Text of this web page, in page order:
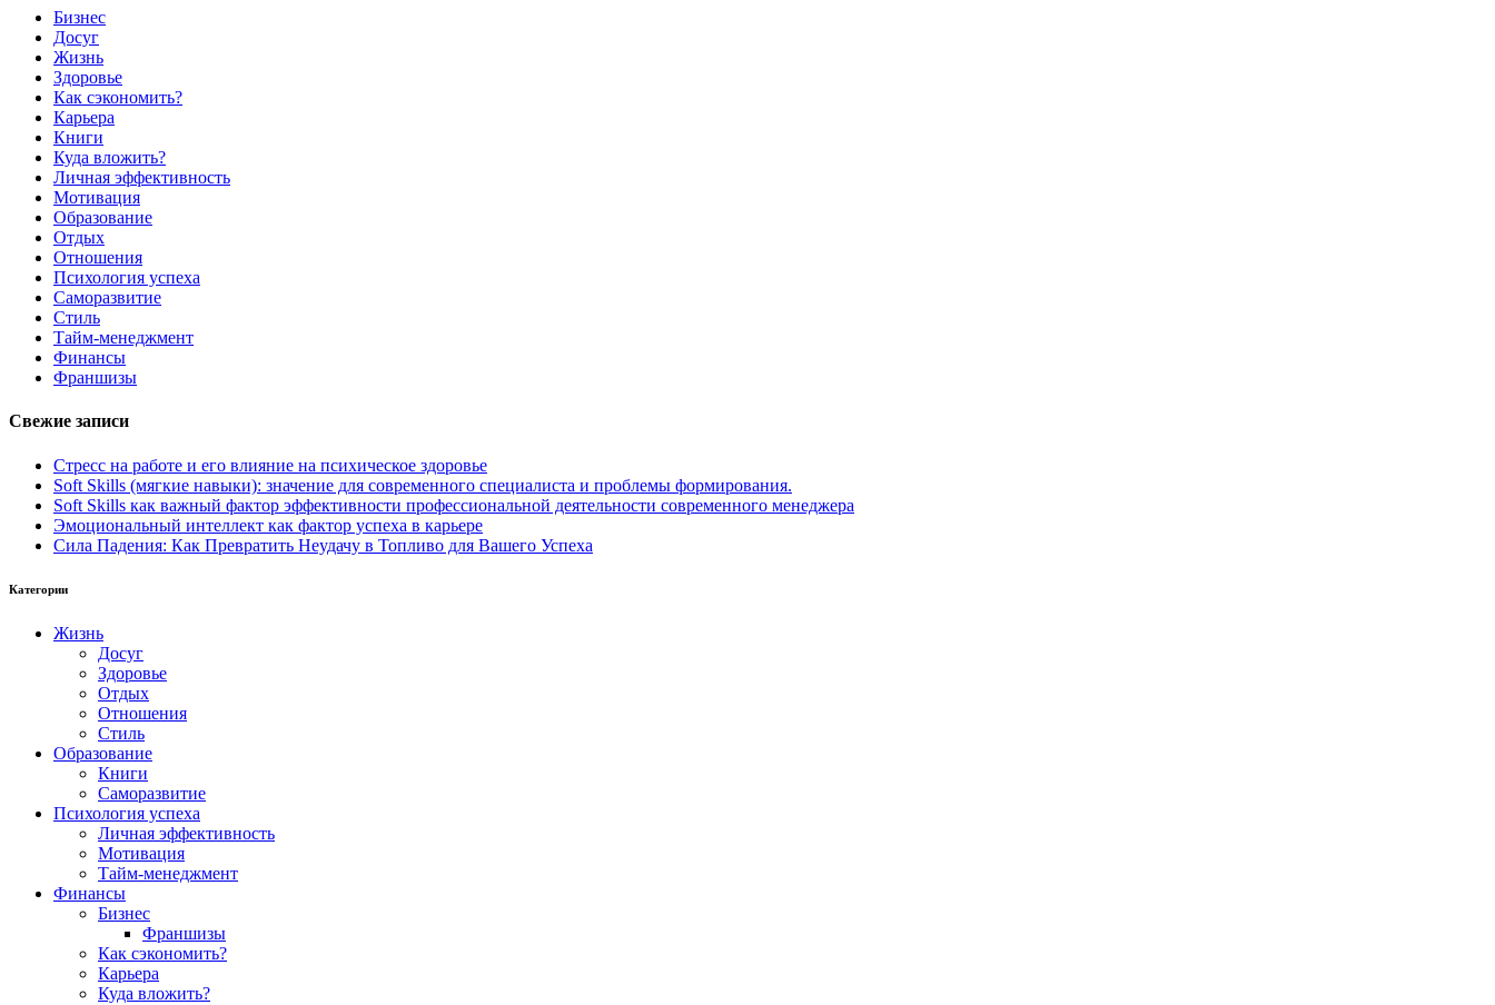
Бизнес
Досуг
Жизнь
Здоровье
Как сэкономить?
Карьера
Книги
Куда вложить?
Личная эффективность
Мотивация
Образование
Отдых
Отношения
Психология успеха
Саморазвитие
Стиль
Тайм-менеджмент
Финансы
Франшизы
Свежие записи
Стресс на работе и его влияние на психическое здоровье
Soft Skills (мягкие навыки): значение для современного специалиста и проблемы формирования.
Soft Skills как важный фактор эффективности профессиональной деятельности современного менеджера
Эмоциональный интеллект как фактор успеха в карьере
Сила Падения: Как Превратить Неудачу в Топливо для Вашего Успеха
Категории
Жизнь
Досуг
Здоровье
Отдых
Отношения
Стиль
Образование
Книги
Саморазвитие
Психология успеха
Личная эффективность
Мотивация
Тайм-менеджмент
Финансы
Бизнес
Франшизы
Как сэкономить?
Карьера
Куда вложить?